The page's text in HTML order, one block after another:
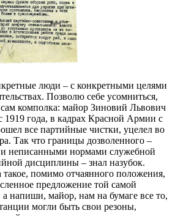
люди – с конкретными целями
Позволю себе усомниться,
комполка: майор Зиновий Львович
1919 года, в кадрах Красной Армии с
все партийные чистки, уцелел во
Так что границы дозволенного –
неписанными нормами служебной
дисциплины – знал назубок.
помимо отчаянного положения,
предложение той самой
напиши, майор, нам на бумаге все то,
могли быть свои резоны,